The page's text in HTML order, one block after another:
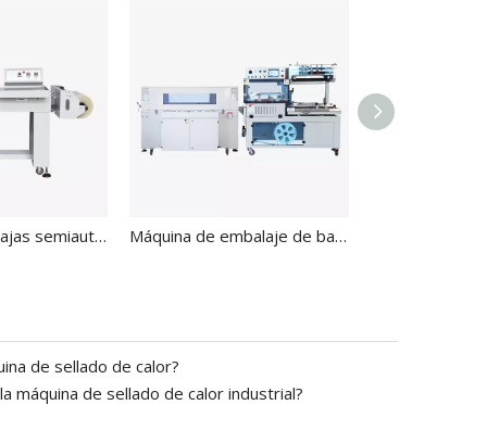
Cortadora de cajas semiautomática L-Seal BSL-5045L Máquina de embalaje de baja aspiradora automática BSF-5640LG+BS-5030X
de sellado de calor?
máquina de sellado de calor industrial?